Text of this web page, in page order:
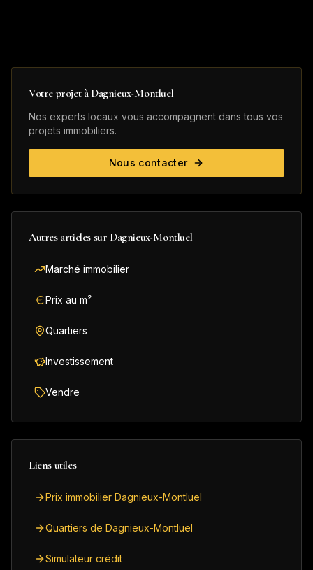
Votre projet à Dagnieux-Montluel
Nos experts locaux vous accompagnent dans tous vos
projets immobiliers.
Nous contacter
Autres articles sur Dagnieux-Montluel
Marché immobilier
Prix au m²
Quartiers
Investissement
Vendre
Liens utiles
Prix immobilier Dagnieux-Montluel
Quartiers de Dagnieux-Montluel
Simulateur crédit